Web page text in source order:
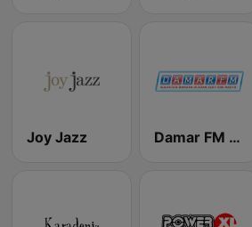
Joy Jazz Damar FM Arabesk Radyo